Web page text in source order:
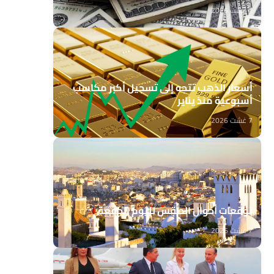
7 غشت 2026
أسعار الذهب تتجه إلى تسجيل أكبر مكاسب
أسبوعية منذ يناير
7 غشت 2026
توقعات أحوال الطقس لليوم الجمعة
7 غشت 2026